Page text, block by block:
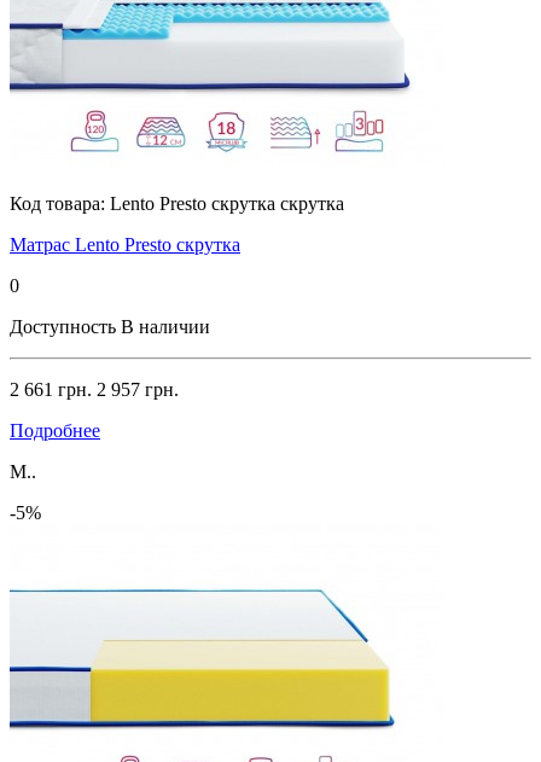
Код товара: Lento Presto скрутка скрутка
Матрас Lento Presto скрутка
0
Доступность В наличии
2 661 грн. 2 957 грн.
Подробнее
М..
-5%